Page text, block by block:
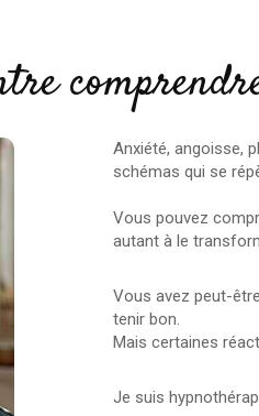
Anxiété, angoisse,
schémas qui se
Vous pouvez
autant à le
Vous avez peut-
tenir bon.
Mais certaines
Je suis